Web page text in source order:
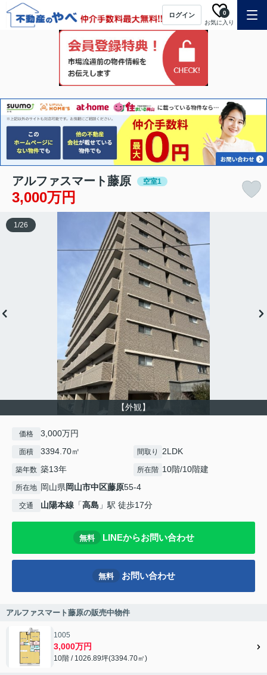
ログイン
お気に入り
0
アルファスマート藤原 空室1
3,000万円
【外観】
1/26
価格 3,000万円
面積 3394.70㎡ 間取り 2LDK
築年数 築13年 所在階 10階/10階建
所在地 岡山県岡山市中区藤原55-4
交通 山陽本線 「高島 」駅 徒歩17分
無料 LINEからお問い合わせ
無料 お問い合わせ
アルファスマート藤原の販売中物件
1005
3,000万円
10階 / 1026.89坪(3394.70㎡)